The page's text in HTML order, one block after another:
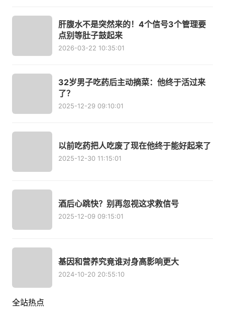
肝腹水不是突然来的！4个信号3个管理要
点别等肚子鼓起来
2026-03-22 10:35:01
32岁男子吃药后主动摘菜：他终于活过来
了？
2025-12-29 09:10:01
以前吃药把人吃废了现在他终于能好起来了
2025-12-30 11:15:01
酒后心跳快？别再忽视这求救信号
2025-12-09 09:15:01
基因和营养究竟谁对身高影响更大
2024-10-20 20:55:10
全站热点